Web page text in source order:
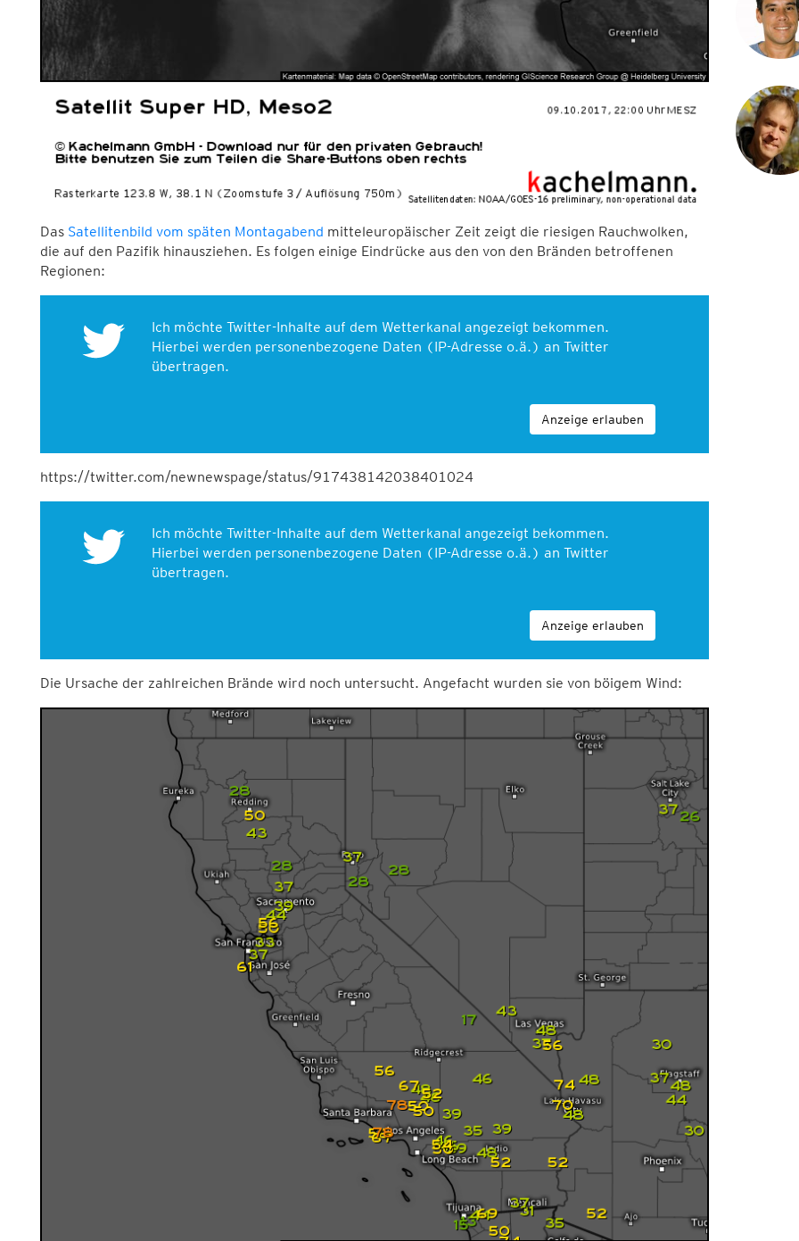
Das Satellitenbild vom späten Montagabend mitteleuropäischer Zeit zeigt die riesigen Rauchwolken,
die auf den Pazifik hinausziehen. Es folgen einige Eindrücke aus den von den Bränden betroffenen
Regionen:
Ich möchte Twitter-Inhalte auf dem Wetterkanal angezeigt bekommen.
Hierbei werden personenbezogene Daten (IP-Adresse o.ä.) an Twitter
übertragen.
Anzeige erlauben
https://twitter.com/newnewspage/status/917438142038401024
Ich möchte Twitter-Inhalte auf dem Wetterkanal angezeigt bekommen.
Hierbei werden personenbezogene Daten (IP-Adresse o.ä.) an Twitter
übertragen.
Anzeige erlauben
Die Ursache der zahlreichen Brände wird noch untersucht. Angefacht wurden sie von böigem Wind: